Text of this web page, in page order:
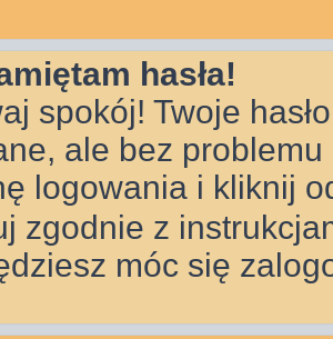
hasła!
spokój! Twoje
ale bez
logowania i kliknij
zgodnie z
móc się